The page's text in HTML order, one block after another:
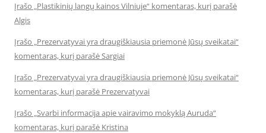
Įrašo „Plastikinių langų kainos Vilniuje“ komentaras, kurį parašė
Algis
Įrašo „Prezervatyvai yra draugiškiausia priemonė Jūsų sveikatai“
komentaras, kurį parašė Sargiai
Įrašo „Prezervatyvai yra draugiškiausia priemonė Jūsų sveikatai“
komentaras, kurį parašė Prezervatyvai
Įrašo „Svarbi informacija apie vairavimo mokyklą Auruda“
komentaras, kurį parašė Kristina